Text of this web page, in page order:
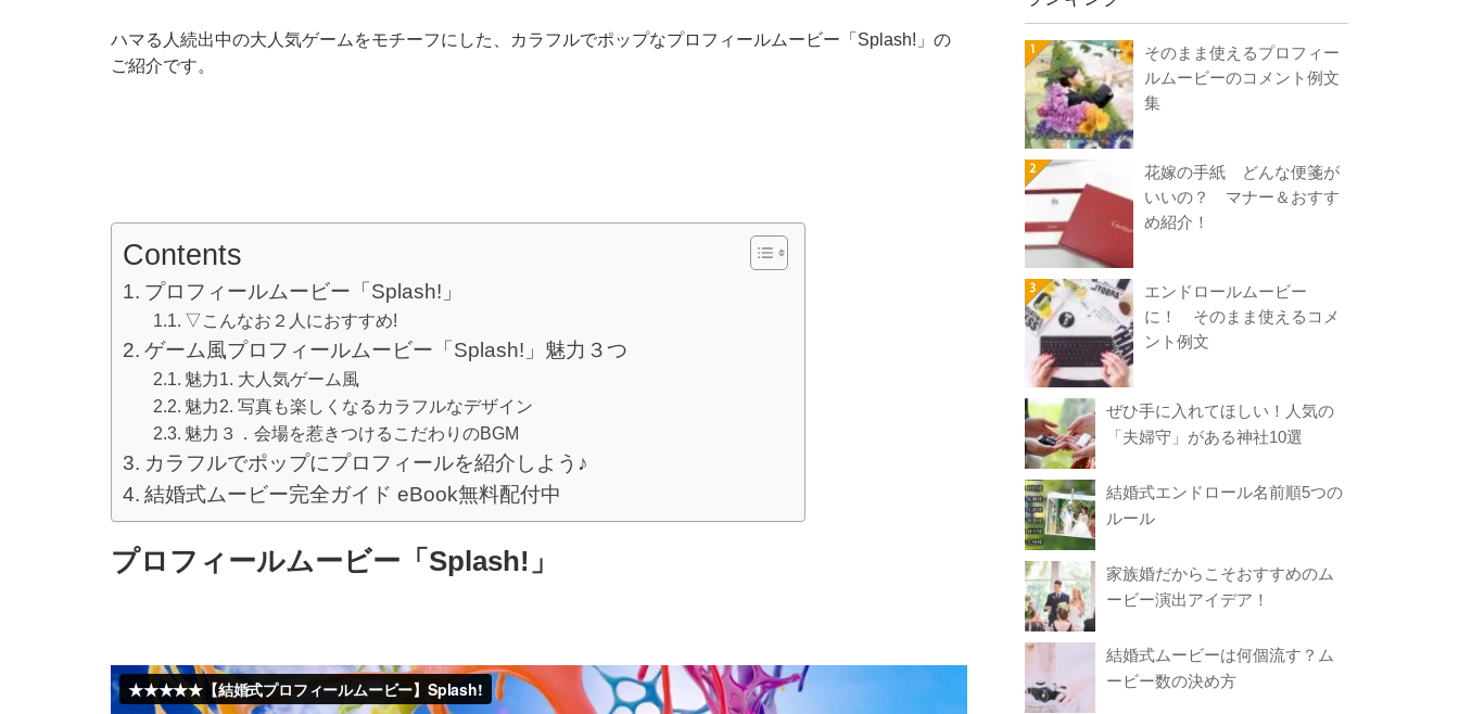
ハマる人続出中の大人気ゲームをモチーフにした、カラフルでポップなプロフィールムービー「Splash!」の
ご紹介です。
Contents
プロフィールムービー「Splash!」
▽こんなお２人におすすめ!
ゲーム風プロフィールムービー「Splash!」魅力３つ
魅力1. 大人気ゲーム風
魅力2. 写真も楽しくなるカラフルなデザイン
魅力３．会場を惹きつけるこだわりのBGM
カラフルでポップにプロフィールを紹介しよう♪
結婚式ムービー完全ガイド eBook無料配付中
プロフィールムービー「Splash!」
そのまま使えるプロフィー
ルムービーのコメント例文
集
花嫁の手紙 どんな便箋が
いいの？ マナー＆おすす
め紹介！
エンドロールムービー
に！ そのまま使えるコメ
ント例文
ぜひ手に入れてほしい！人気の
「夫婦守」がある神社10選
結婚式エンドロール名前順5つの
ルール
家族婚だからこそおすすめのム
ービー演出アイデア！
結婚式ムービーは何個流す？ム
ービー数の決め方